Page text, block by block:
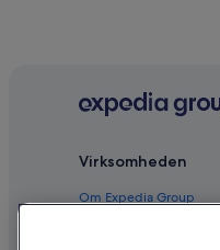
Virksomheden
Om Expedia Group